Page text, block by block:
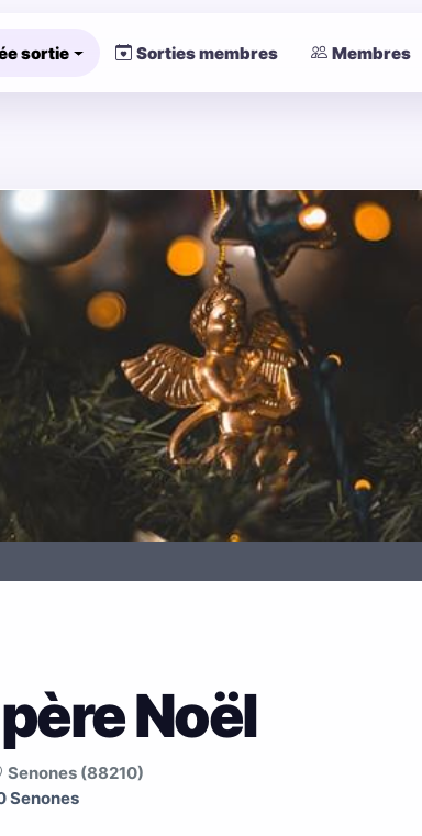
sortie Sorties membres Membres
Noël
Senones (88210)
Senones